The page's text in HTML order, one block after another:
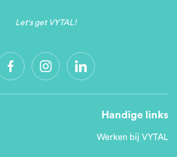
Let's get VYTAL!
Handige links
Werken bij VYTAL